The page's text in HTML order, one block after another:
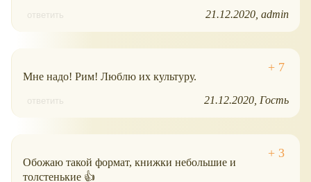
ответить 21.12.2020 admin
Мне надо! Рим! Люблю их культуру.
ответить 21.12.2020 Гость
Обожаю такой формат, книжки небольшие и
толстенькие 👍